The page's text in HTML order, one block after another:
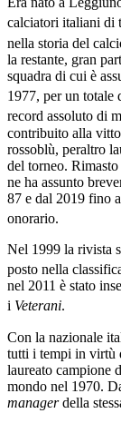
calciatori italiani di
nella storia del
la restante, gran
squadra di cui è
1977, per un totale
record assoluto di
contribuito alla
rossoblù, peraltro
del torneo.
ne ha assunto
87 e dal 2019 fino
onorario.
Nel 1999 la rivista
posto nella
nel 2011 è stato
i Veterani.
Con la nazionale
tutti i tempi in virtù
laureato campione
mondo nel 1970.
managerdella